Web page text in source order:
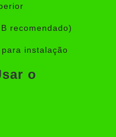
recomendado)
para instalação
o